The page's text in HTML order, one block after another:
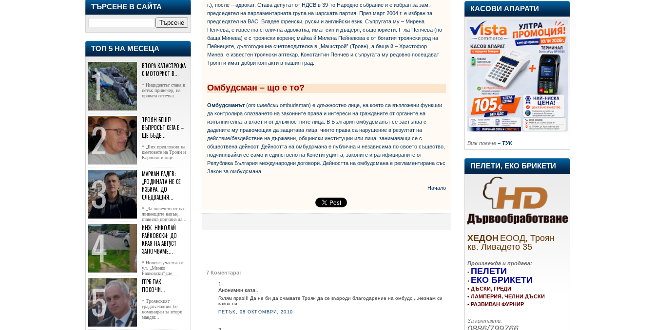
ТЪРСЕНЕ В САЙТА
ТОП 5 НА МЕСЕЦА
ВТОРА КАТАСТРОФА
С МОТОРИСТ В...
* Инцидентът стана в
петък привечер, на
правата отсечка...
ТРОЯН БЕШЕ!
ВЪПРОСЪТ СЕГА Е –
ЩЕ БЪДЕ...
* „Бих предложил на
кметовете на Троян и
Карлово и още...
МАРИАН РАДЕВ:
„РОДИНАТА НЕ СЕ
ИЗБИРА. ДО
СЛЕДВАЩИЯ...
* „За повечето от нас,
живеещите навън,
главната причина да...
ИНЖ. НИКОЛАЙ
РАЙКОВСКИ: ДО
КРАЯ НА АВГУСТ
ЗАПОЧВАМЕ...
* Новият участък от
ул. „Минко
Радковски“ ще
достигне жк...
ГЕРБ ПАК
ПОСОЧИ...
* Троянският
градоначалник бе
номиниран за втори
мандат...
г.), после – адвокат. Става депутат от НДСВ в 39-то Народно събрание и е избран за зам.-
председател на парламентарната група на царската партия. През март 2004 г. е избран за
председател на ВАС. Владее френски, руски и английски език. Съпругата му – Мирена
Пенчева, е известна столична адвокатка; имат син и дъщеря, също юристи. Г-жа Пенчева (по
баща Минева) е с троянски корени; майка й Милена Пейнекова е от богатия троянски род на
Пейнеците, дългогодишна счетоводителка в „Машстрой” (Троян), а баща й – Христофор
Минев, е известен троянски аптекар. Константин Пенчев и съпругата му редовно посещават
Троян и имат добри контакти в нашия град.
Омбудсман – що е то?
Омбудсманът (от шведски ombudsman) е длъжностно лице, на което са възложени функции
да контролира спазването на законните права и интереси на гражданите от органите на
изпълнителната власт и от длъжностните лица. В България омбудсманът се застъпва с
дадените му правомощия да защитава лица, чиито права са нарушение в резултат на
действие/бездействие на държавни, общински институции или лица, занимаващи се с
обществена дейност. Дейността на омбудсмана е публична и независима по своето същество,
подчинявайки се само и единствено на Конституцията, законите и ратифицираните от
Република България международни договори. Дейността на омбудсмана е регламентирана със
Закон за омбудсмана.
Начало
7 Коментара:
1.
Анонимен каза...
Голям праз!!! Да не би да очаквате Троян да се възроди благодарение на омбудс....незнам си
какво си.
ПЕТЪК, 08 ОКТОМВРИ, 2010
КАСОВИ АПАРАТИ
Виж повече – ТУК
ПЕЛЕТИ, ЕКО БРИКЕТИ
ХЕДОН ЕООД, Троян
кв. Ливадето 35
Произвежда и продава:
• ПЕЛЕТИ
• ЕКО БРИКЕТИ
• ДЪСКИ, ГРЕДИ
• ЛАМПЕРИЯ, ЧЕЛНИ ДЪСКИ
• РАЗВИВАН ФУРНИР
За контакти: